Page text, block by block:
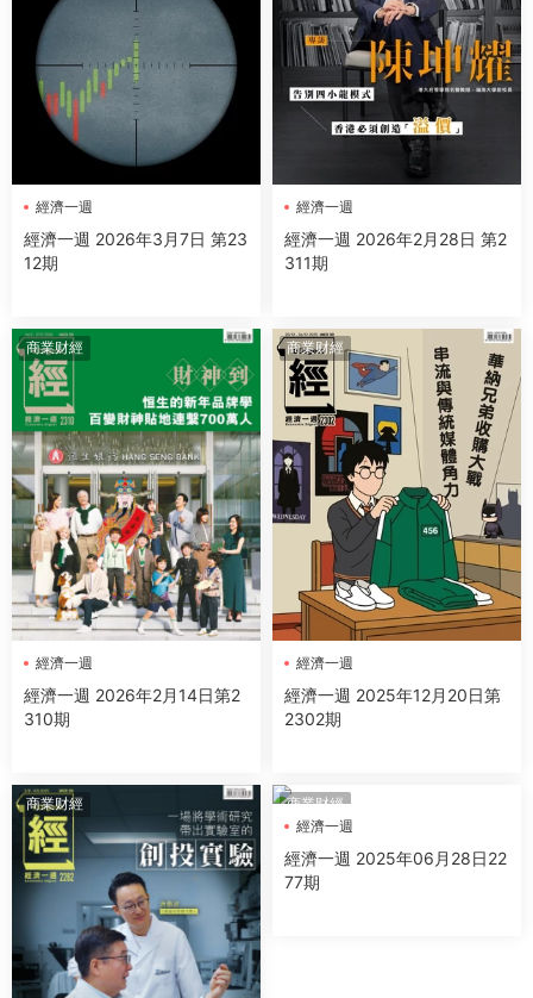
經濟一週
經濟一週 2026年3月7日 第23
12期
經濟一週
經濟一週 2026年2月28日 第2
311期
商業财經
經濟一週
經濟一週 2026年2月14日第2
310期
商業财經
經濟一週
經濟一週 2025年12月20日第
2302期
商業财經
商業财經
經濟一週
經濟一週 2025年06月28日22
77期